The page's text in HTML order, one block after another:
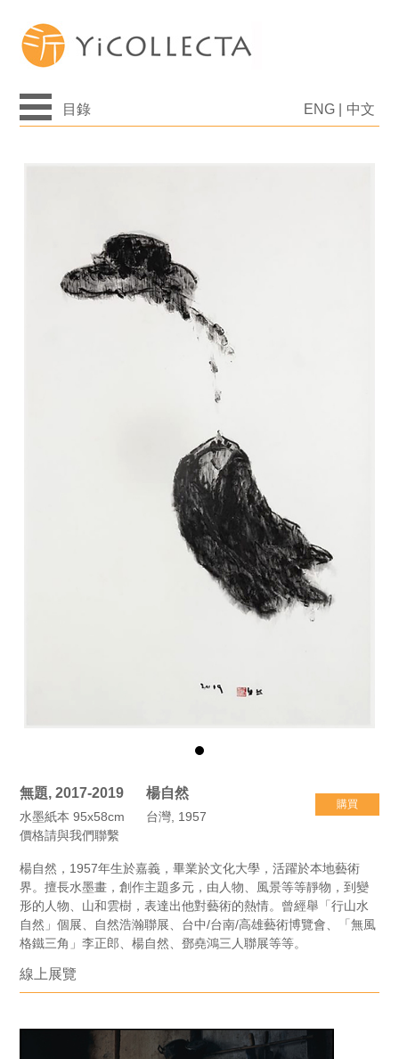
目錄 ENG 中文
無題, 2017-2019
水墨紙本 95x58cm
價格請與我們聯繫
楊自然
台灣, 1957
購買
楊自然，1957年生於嘉義，畢業於文化大學，活躍於本地藝術
界。擅長水墨畫，創作主題多元，由人物、風景等等靜物，到變
形的人物、山和雲樹，表達出他對藝術的熱情。曾經舉「行山水
自然」個展、自然浩瀚聯展、台中/台南/高雄藝術博覽會、「無風
格鐵三角」李正郎、楊自然、鄧堯鴻三人聯展等等。
線上展覽